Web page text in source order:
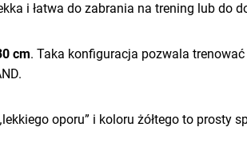
i łatwa do zabrania na trening lub do
cm. Taka konfiguracja pozwala
oporu” i koloru żółtego to prosty